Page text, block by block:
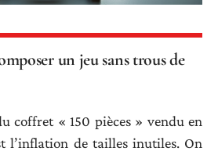
un jeu sans trous de
coffret « 150 pièces » vendu en
l’inflation de tailles inutiles. On